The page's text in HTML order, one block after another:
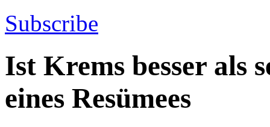
Subscribe
Ist Krems besser als
eines Resümees